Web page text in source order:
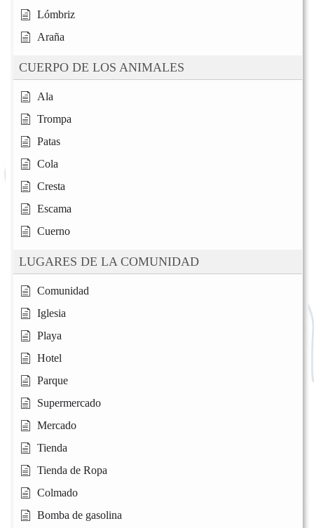
Lómbriz
Araña
CUERPO DE LOS ANIMALES
Ala
Trompa
Patas
Cola
Cresta
Escama
Cuerno
LUGARES DE LA COMUNIDAD
Comunidad
Iglesia
Playa
Hotel
Parque
Supermercado
Mercado
Tienda
Tienda de Ropa
Colmado
Bomba de gasolina